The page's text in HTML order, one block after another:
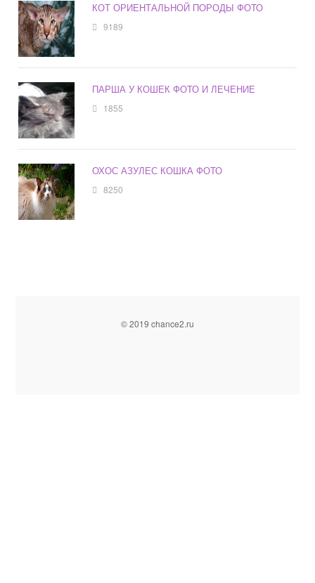
КОТ ОРИЕНТАЛЬНОЙ ПОРОДЫ ФОТО
9189
ПАРША У КОШЕК ФОТО И ЛЕЧЕНИЕ
1855
ОХОС АЗУЛЕС КОШКА ФОТО
8250
© 2019 chance2.ru